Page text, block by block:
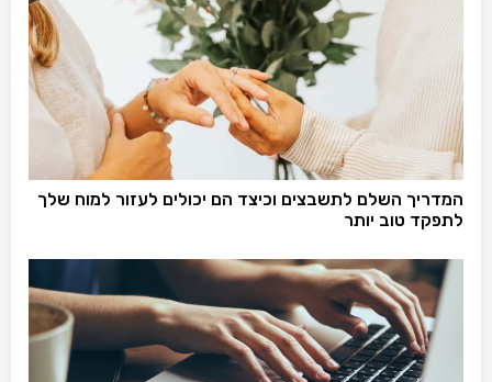
המדריך השלם לתשבצים וכיצד הם יכולים לעזור למוח שלך
לתפקד טוב יותר